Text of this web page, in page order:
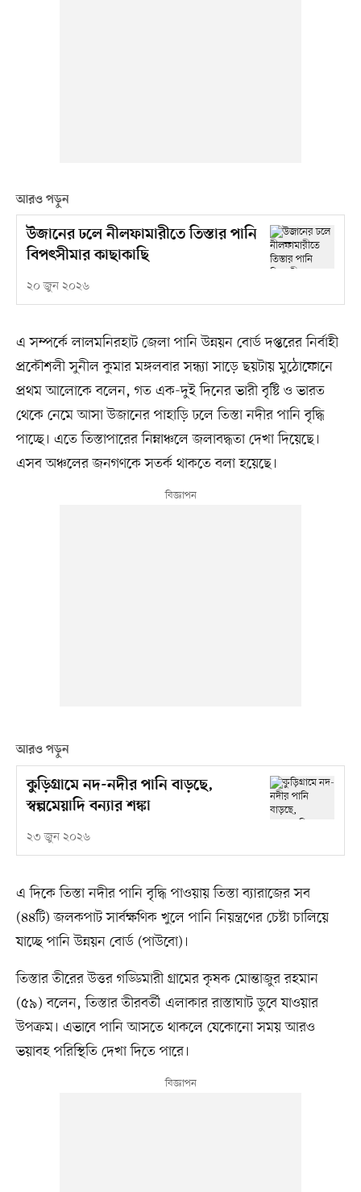
আরও পড়ুন
উজানের ঢলে নীলফামারীতে তিস্তার পানি
বিপৎসীমার কাছাকাছি
২০ জুন ২০২৬
এ সম্পর্কে লালমনিরহাট জেলা পানি উন্নয়ন বোর্ড দপ্তরের নির্বাহী
প্রকৌশলী সুনীল কুমার মঙ্গলবার সন্ধ্যা সাড়ে ছয়টায় মুঠোফোনে
প্রথম আলোকে বলেন, গত এক-দুই দিনের ভারী বৃষ্টি ও ভারত
থেকে নেমে আসা উজানের পাহাড়ি ঢলে তিস্তা নদীর পানি বৃদ্ধি
পাচ্ছে। এতে তিস্তাপারের নিম্নাঞ্চলে জলাবদ্ধতা দেখা দিয়েছে।
এসব অঞ্চলের জনগণকে সতর্ক থাকতে বলা হয়েছে।
আরও পড়ুন
কুড়িগ্রামে নদ-নদীর পানি বাড়ছে,
স্বল্পমেয়াদি বন্যার শঙ্কা
২৩ জুন ২০২৬
এ দিকে তিস্তা নদীর পানি বৃদ্ধি পাওয়ায় তিস্তা ব্যারাজের সব
(৪৪টি) জলকপাট সার্বক্ষণিক খুলে পানি নিয়ন্ত্রণের চেষ্টা চালিয়ে
যাচ্ছে পানি উন্নয়ন বোর্ড (পাউবো)।
তিস্তার তীরের উত্তর গড্ডিমারী গ্রামের কৃষক মোন্তাজুর রহমান
(৫৯) বলেন, তিস্তার তীরবর্তী এলাকার রাস্তাঘাট ডুবে যাওয়ার
উপক্রম। এভাবে পানি আসতে থাকলে যেকোনো সময় আরও
ভয়াবহ পরিস্থিতি দেখা দিতে পারে।